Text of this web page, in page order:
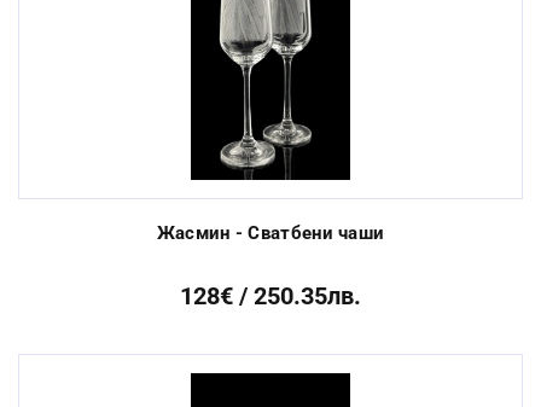
Жасмин - Сватбени чаши
128€ / 250.35лв.